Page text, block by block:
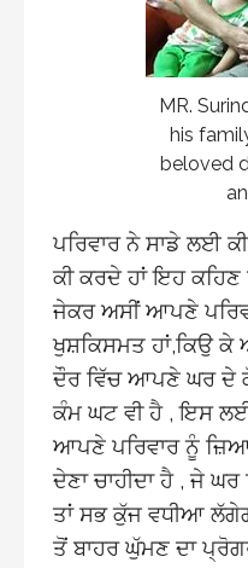
MR.
his
beloved
ਪਰਿਵਾਰ ਨੇ ਸਾਡੇ ਲਈ
ਕੀ ਕਰਦੇ ਹਾਂ ਇਹ
ਜੇਕਰ ਅਸੀਂ ਆਪਣੇ
ਖੁਸ਼ਕਿਸਮਤ ਹਾਂ,ਕਿਉ
ਦੌਰ ਵਿੱਚ ਆਪਣੇ ਘਰ ਦੇ
ਕੰਮ ਘਟ ਵੀ ਹੈ , ਇਸ ਲਈ
ਆਪਣੇ ਪਰਿਵਾਰ ਨੂੰ
ਦੇਣਾ ਚਾਹੀਦਾ ਹੈ , ਜੇ
ਤਾਂ ਸਭ ਕੁੱਜ ਵਧੀਆ
ਤੋਂ ਬਾਹਰ ਘੁੱਮਣ ਦਾ